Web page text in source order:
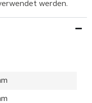
werden.